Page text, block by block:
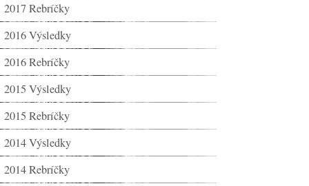
2017 Rebríčky
2016 Výsledky
2016 Rebríčky
2015 Výsledky
2015 Rebríčky
2014 Výsledky
2014 Rebríčky